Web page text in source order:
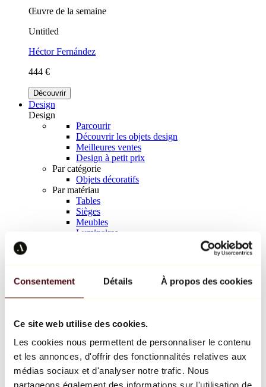
Consentement Détails À propos des cookies
Ce site web utilise des cookies.
Les cookies nous permettent de personnaliser le contenu
et les annonces, d'offrir des fonctionnalités relatives aux
médias sociaux et d'analyser notre trafic. Nous
partageons également des informations sur l'utilisation de
Œuvre de la semaine
Untitled
Héctor Fernández
444 €
Découvrir
Design
Design
Parcourir
Découvrir les objets design
Meilleures ventes
Design à petit prix
Par catégorie
Objets décoratifs
Par matériau
Tables
Sièges
Meubles
Luminaires
Richard Orlinski
Keith Haring
Jeff Koons
Jean-Michel Basquiat
Tous les designers
Œuvre de la semaine